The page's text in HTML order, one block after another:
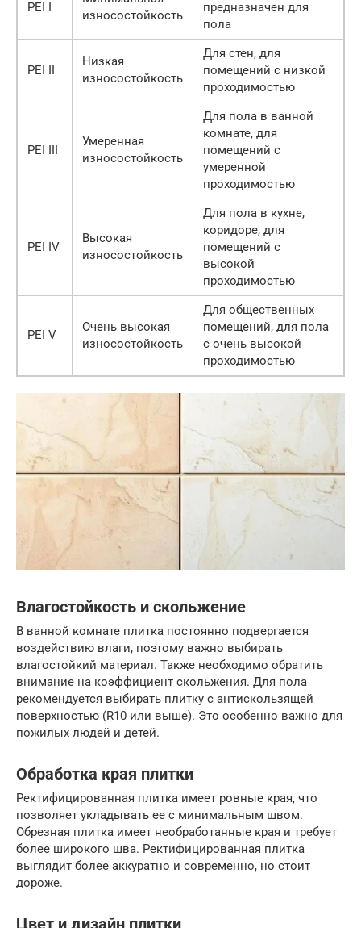
PEI I
износостойкость
предназначен для
пола
PEI II
Низкая
износостойкость
Для стен, для
помещений с низкой
проходимостью
PEI III
Умеренная
износостойкость
Для пола в ванной
комнате, для
помещений с
умеренной
проходимостью
PEI IV
Высокая
износостойкость
Для пола в кухне,
коридоре, для
помещений с
высокой
проходимостью
PEI V
Очень высокая
износостойкость
Для общественных
помещений, для пола
с очень высокой
проходимостью
Влагостойкость и скольжение
В ванной комнате плитка постоянно подвергается
воздействию влаги, поэтому важно выбирать
влагостойкий материал. Также необходимо обратить
внимание на коэффициент скольжения. Для пола
рекомендуется выбирать плитку с антискользящей
поверхностью (R10 или выше). Это особенно важно для
пожилых людей и детей.
Обработка края плитки
Ректифицированная плитка имеет ровные края, что
позволяет укладывать ее с минимальным швом.
Обрезная плитка имеет необработанные края и требует
более широкого шва. Ректифицированная плитка
выглядит более аккуратно и современно, но стоит
дороже.
Цвет и дизайн плитки